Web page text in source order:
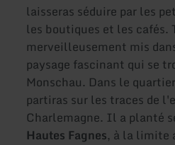
laisseras séduire par les
les boutiques et les cafés.
merveilleusement mis
paysage fascinant qui se
Monschau. Dans le
partiras sur les traces de
Charlemagne. Il a planté
Hautes Fagnes, à la limite